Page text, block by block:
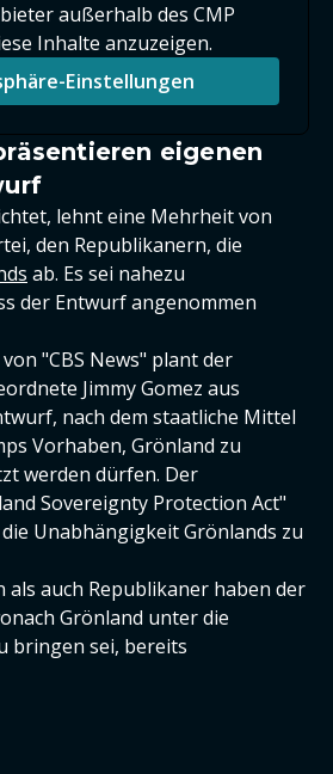
außerhalb des CMP
Inhalte anzuzeigen.
Einstellungen
eigenen
lehnt eine Mehrheit von
den Republikanern, die
ab. Es sei nahezu
der Entwurf angenommen
"CBS News" plant der
Jimmy Gomez aus
nach dem staatliche Mittel
Vorhaben, Grönland zu
werden dürfen. Der
Sovereignty Protection Act"
Unabhängigkeit Grönlands zu
als auch Republikaner haben der
Grönland unter die
bringen sei, bereits